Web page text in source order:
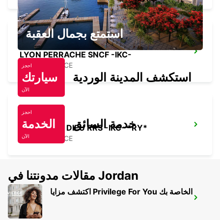
LYON PERRACHE SNCF -IKC-
LYON - FRANCE
LYON PART DIEU RRS -IKC- *RY*
LYON - FRANCE
LYON VENISSIEUX -IKC- VANS -
VENISSIEUX - FRANCE
استمتع بجمال العقبة
احجز
سيارتك
الآن
استكشف المدينة الوردية
احجز
الخدمة
الآن
خدمة السائق
مقالات مدونتنا في Jordan
اكتشف مزايا Privilege For You الخاصة بك